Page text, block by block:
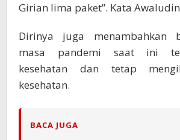
Girian lima paket”. Kata
Dirinya juga menambahkan
masa pandemi saat ini
kesehatan dan tetap
kesehatan.
BACA JUGA